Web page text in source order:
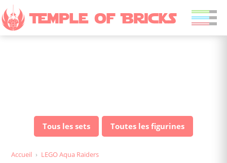
Tous les sets Toutes les figurines
Accueil › LEGO Aqua Raiders